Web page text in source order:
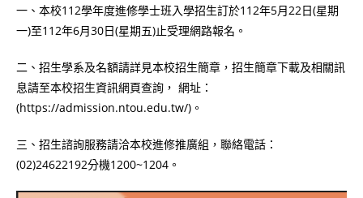
一、本校112學年度進修學士班入學招生訂於112年5月22日(星期
一)至112年6月30日(星期五)止受理網路報名。
二、招生學系及名額請詳見本校招生簡章，招生簡章下載及相關訊
息請至本校招生資訊網頁查詢， 網址：
(https://admission.ntou.edu.tw/)。
三、招生諮詢服務請洽本校進修推廣組，聯絡電話：
(02)24622192分機1200~1204。